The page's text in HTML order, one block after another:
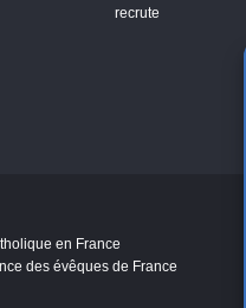
recrute
en France
des évêques de France